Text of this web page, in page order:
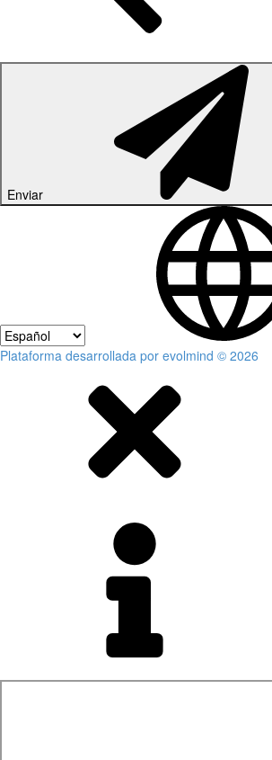
Enviar
Plataforma desarrollada por evolmind © 2026